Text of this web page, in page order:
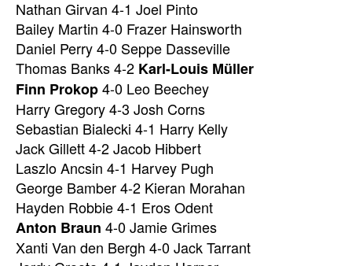
Nathan Girvan 4-1 Joel Pinto
Bailey Martin 4-0 Frazer Hainsworth
Daniel Perry 4-0 Seppe Dasseville
Thomas Banks 4-2 Karl-Louis Müller
Finn Prokop4-0 Leo Beechey
Harry Gregory 4-3 Josh Corns
Sebastian Bialecki 4-1 Harry Kelly
Jack Gillett 4-2 Jacob Hibbert
Laszlo Ancsin 4-1 Harvey Pugh
George Bamber 4-2 Kieran Morahan
Hayden Robbie 4-1 Eros Odent
Anton Braun 4-0 Jamie Grimes
Xanti Van den Bergh 4-0 Jack Tarrant